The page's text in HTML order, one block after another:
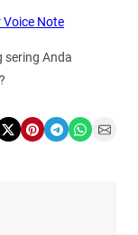
Note
sering Anda
Share on X Share on Pinterest Share on Telegram Share on WhatsApp Share on Email